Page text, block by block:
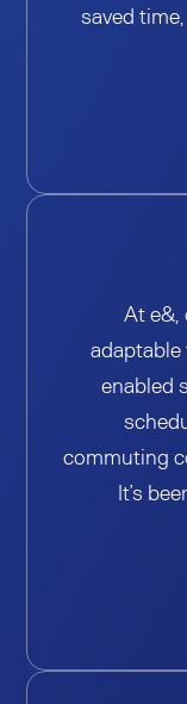
saved
At e&,
adaptable
enabled
commuting
It’s